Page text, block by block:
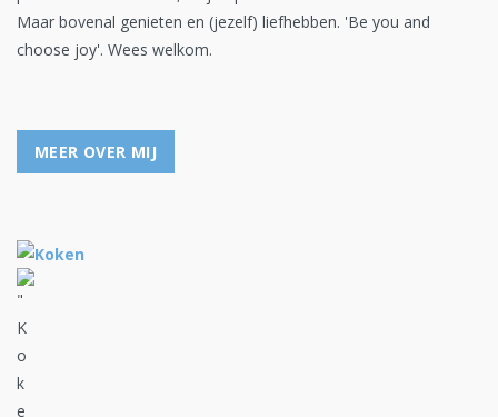
Maar bovenal genieten en (jezelf) liefhebben. 'Be you and
choose joy'. Wees welkom.
MEER OVER MIJ